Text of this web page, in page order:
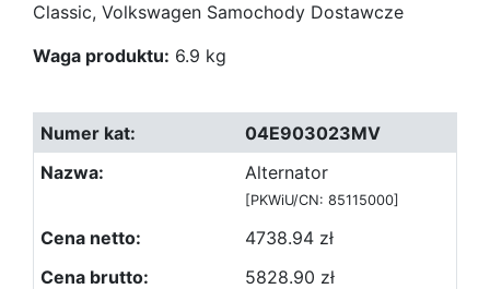
Classic, Volkswagen Samochody Dostawcze
Waga produktu: 6.9 kg
04E903023MV
Alternator
[PKWiU/CN: 85115000]
4738.94 zł
5828.90 zł